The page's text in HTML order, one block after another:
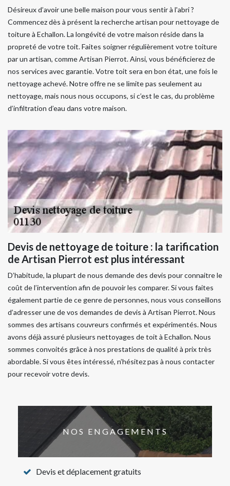
Désireux d’avoir une belle maison pour vous sentir à l'abri ?
Commencez dès à présent la recherche artisan pour nettoyage de
toiture à Echallon. La longévité de votre maison réside dans la
propreté de votre toit. Faites soigner régulièrement votre toiture
par un artisan, comme Artisan Pierrot. Ainsi, vous bénéficierez de
nos services avec garantie. Votre toit sera en bon état, une fois le
nettoyage achevé. Notre offre ne se limite pas seulement au
nettoyage, mais nous nous occupons, si c’est le cas, du problème
d’infiltration d’eau dans votre maison.
Devis de nettoyage de toiture : la tarification
de Artisan Pierrot est plus intéressant
D’habitude, la plupart de nous demande des devis pour connaitre le
coût de l’intervention afin de pouvoir les comparer. Si vous faites
également partie de ce genre de personnes, nous vous conseillons
d’adresser une de vos demandes de devis à Artisan Pierrot. Nous
sommes des artisans couvreurs confirmés et expérimentés. Nous
avons déjà assuré plusieurs nettoyages de toit à Echallon. Nous
sommes convoités grâce à nos prestations de qualité à prix très
abordable. Si vous êtes intéressé, n’hésitez pas à nous contacter
pour recevoir votre devis.
NOS ENGAGEMENTS
Devis et déplacement gratuits